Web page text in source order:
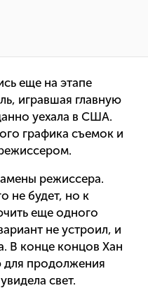
еще на этапе
игравшая главную
уехала в США.
графика съемок и
режиссера.
не будет, но к
еще одного
не устроил, и
В конце концов Хан
для продолжения
свет.